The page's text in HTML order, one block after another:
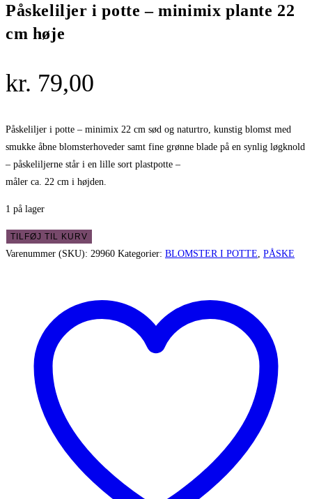
Påskeliljer i potte – minimix plante 22
cm høje
kr. 79,00
Påskeliljer i potte – minimix 22 cm sød og naturtro, kunstig blomst med
smukke åbne blomsterhoveder samt fine grønne blade på en synlig løgknold
– påskeliljerne står i en lille sort plastpotte –
måler ca. 22 cm i højden.
1 på lager
Påskeliljer
i
TILFØJ TIL KURV
Varenummer (SKU): 29960 Kategorier: BLOMSTER I POTTE PÅSKE